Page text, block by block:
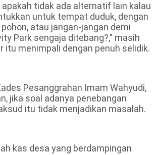
apakah tidak ada alternatif lain kalau
untuk tempat duduk, dengan
atau jangan-jangan demi
Park sengaja ditebang?," masih
itu menimpali dengan penuh selidik.
Pesanggrahan Imam Wahyudi,
jika soal adanya penebangan
itu tidak menjadikan masalah.
kas desa yang berdampingan